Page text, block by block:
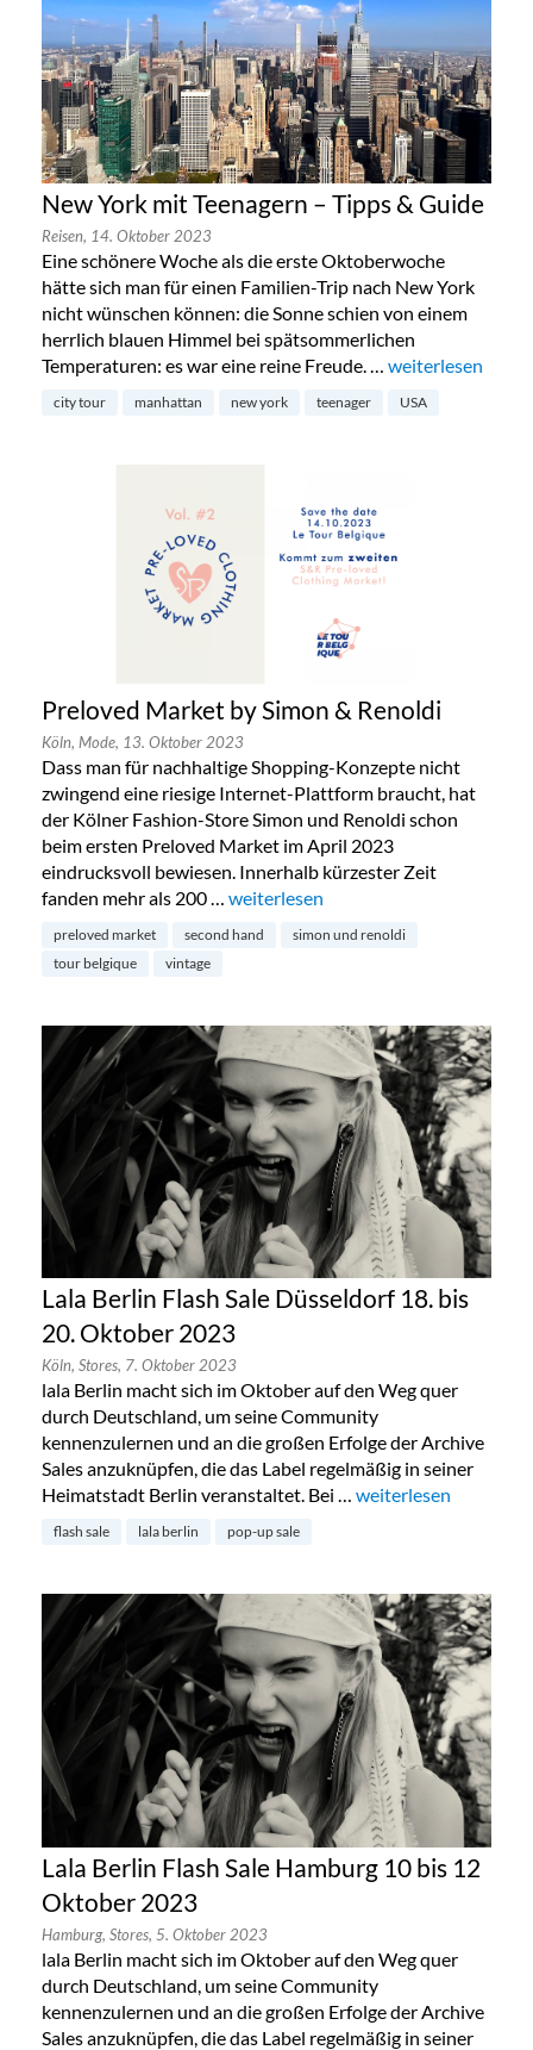
New York mit Teenagern – Tipps & Guide
Reisen, 14. Oktober 2023
Eine schönere Woche als die erste Oktoberwoche
hätte sich man für einen Familien-Trip nach New York
nicht wünschen können: die Sonne schien von einem
herrlich blauen Himmel bei spätsommerlichen
Temperaturen: es war eine reine Freude. … „New York mit
weiterlesen
city tour manhattan new york teenager USA
Preloved Market by Simon & Renoldi
Köln, Mode, 13. Oktober 2023
Dass man für nachhaltige Shopping-Konzepte nicht
zwingend eine riesige Internet-Plattform braucht, hat
der Kölner Fashion-Store Simon und Renoldi schon
beim ersten Preloved Market im April 2023
eindrucksvoll bewiesen. Innerhalb kürzester Zeit
fanden mehr als 200 … „Preloved Market by Simon &
weiterlesen
preloved market second hand
simon und renoldi
tour belgique
vintage
Lala Berlin Flash Sale Düsseldorf 18. bis
20. Oktober 2023
Köln, Stores, 7. Oktober 2023
lala Berlin macht sich im Oktober auf den Weg quer
durch Deutschland, um seine Community
kennenzulernen und an die großen Erfolge der Archive
Sales anzuknüpfen, die das Label regelmäßig in seiner
Heimatstadt Berlin veranstaltet. Bei … „Lala Berlin Flash
weiterlesen
flash sale lala berlin pop-up sale
Lala Berlin Flash Sale Hamburg 10 bis 12
Oktober 2023
Hamburg, Stores, 5. Oktober 2023
lala Berlin macht sich im Oktober auf den Weg quer
durch Deutschland, um seine Community
kennenzulernen und an die großen Erfolge der Archive
Sales anzuknüpfen, die das Label regelmäßig in seiner